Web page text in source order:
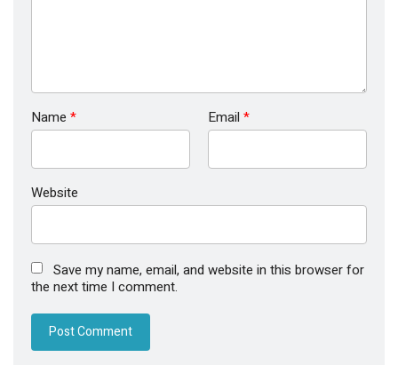
Name * Email *
Website
Save my name, email, and website in this browser for
the next time I comment.